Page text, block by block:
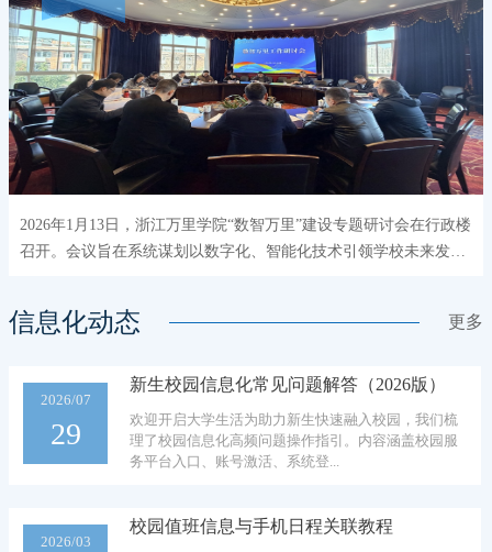
数智赋能 万里启航——学校召开“数智万里”建设专题
2026年1月13日，浙江万里学院“数智万里”建设专题研讨会在行政楼
召开。会议旨在系统谋划以数字化、智能化技术引领学校未来发展
信息化动态 更多
2026/07
29
新生校园信息化常见问题解答（2026版）
欢迎开启大学生活为助力新生快速融入校园，我们梳
理了校园信息化高频问题操作指引。内容涵盖校园服
务平台入口、账号激活、系统登...
2026/03
校园值班信息与手机日程关联教程